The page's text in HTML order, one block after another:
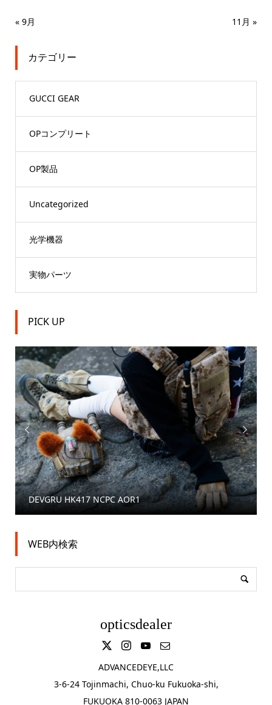
« 9月 11月 »
カテゴリー
GUCCI GEAR
OPコンプリート
OP製品
Uncategorized
光学機器
実物パーツ
PICK UP

AOR1 OP Complete

WEB内検索
opticsdealer
ADVANCEDEYE,LLC
3-6-24 Tojinmachi, Chuo-ku Fukuoka-shi,
FUKUOKA 810-0063 JAPAN